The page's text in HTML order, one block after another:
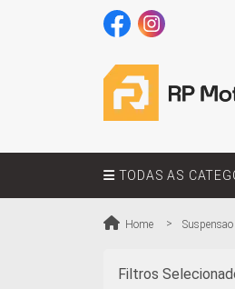
TODAS AS
Home Suspensao
Filtros